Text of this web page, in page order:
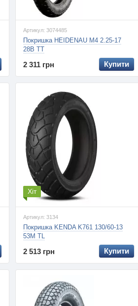
Артикул: 3074485
Покришка HEIDENAU M4 2.25-17
28B TT
2 311 грн Купити
Хіт
Артикул: 3134
Покришка KENDA K761 130/60-13
53M TL
2 513 грн Купити